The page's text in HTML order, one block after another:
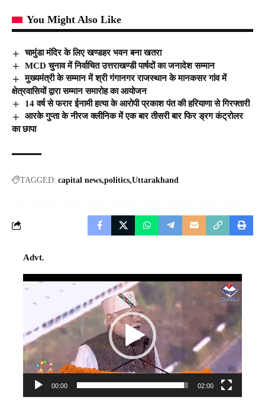
You Might Also Like
चामुंडा मंदिर के लिए खण्डहर भवन बना खतरा
MCD चुनाव में निर्वाचित उत्तराखण्डी पार्षदों का जनादेश सम्मान
मुख्यमंत्री के सम्मान में श्री गंगानगर राजस्थान के मानकसर गांव में
क्षेत्रवासियों द्वारा सम्मान समारोह का आयोजन
14 वर्ष से फरार ईनामी हत्या के आरोपी प्रकाश पंत की हरियाणा से गिरफ्तारी
आरके गुप्ता के नीरज क्लीनिक में एक बार तीसरी बार फिर ड्रग कंट्रोलर
का छापा
TAGGED: capital news politics Uttarakhand
Advt.
Video
00:00 02:00